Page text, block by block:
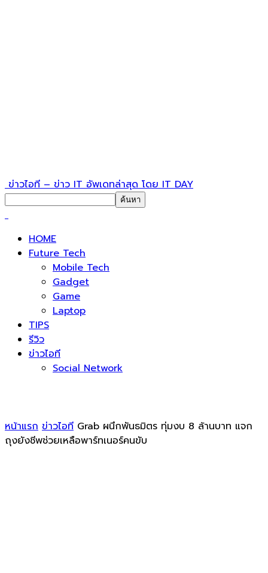
ข่าวไอที – ข่าว IT อัพเดทล่าสุด โดย IT DAY
HOME
Future Tech
Mobile Tech
Gadget
Game
Laptop
TIPS
รีวิว
ข่าวไอที
Social Network
หน้าแรก ข่าวไอที Grab ผนึกพันธมิตร ทุ่มงบ 8 ล้านบาท แจก
ถุงยังชีพช่วยเหลือพาร์ทเนอร์คนขับ